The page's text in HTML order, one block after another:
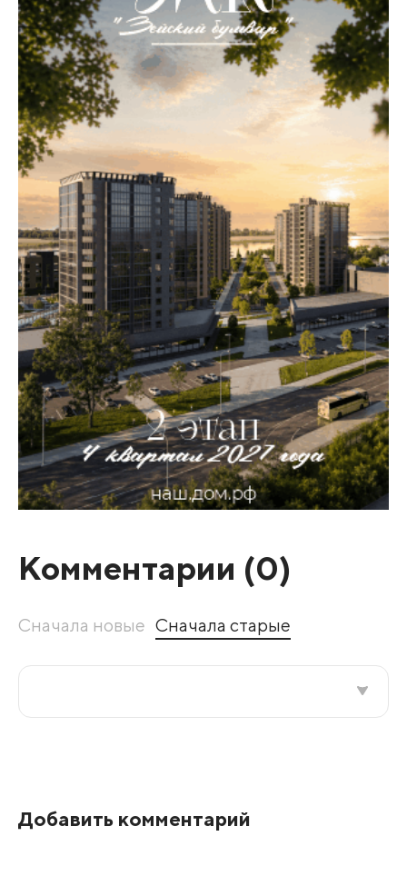
Комментарии (0)
Сначала новые Сначала старые
Добавить комментарий